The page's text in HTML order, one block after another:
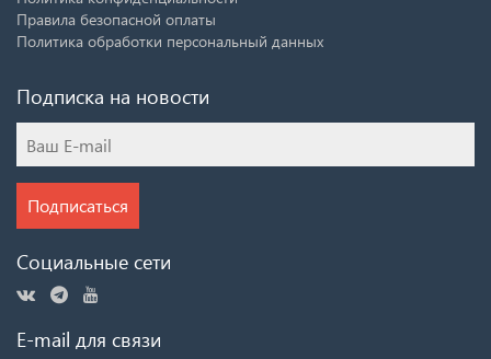
Правила безопасной оплаты
Политика обработки персональный данных
Подписка на новости
Подписаться
Социальные сети
E-mail для связи